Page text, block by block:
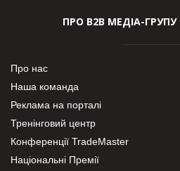
ПРО В2В МЕДІА-ГРУПУ
Про нас
Наша команда
Реклама на порталі
Тренінговий центр
Конференції TradeMaster
Національні Премії